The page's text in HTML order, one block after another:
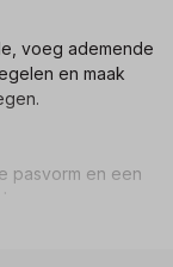
voeg ademende
en maak
pasvorm en een